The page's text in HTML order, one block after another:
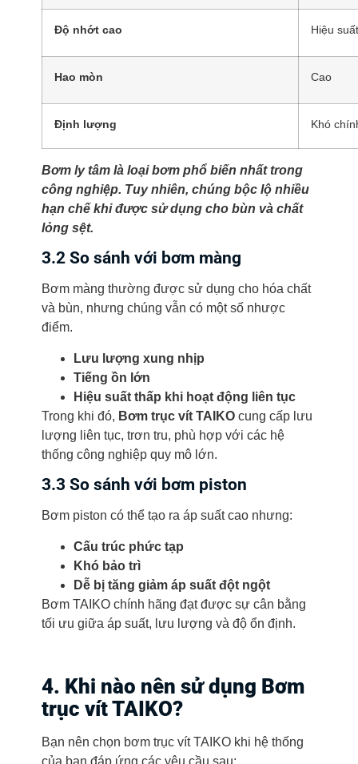
Độ nhớt cao Hiệu
Hao mòn Cao
Định lượng Khó
Bơm ly tâm là loại bơm phổ biến nhất trong
công nghiệp. Tuy nhiên, chúng bộc lộ nhiều
hạn chế khi được sử dụng cho bùn và chất
lỏng sệt.
3.2 So sánh với bơm màng
Bơm màng thường được sử dụng cho hóa chất
và bùn, nhưng chúng vẫn có một số nhược
điểm.
Lưu lượng xung nhịp
Tiếng ồn lớn
Hiệu suất thấp khi hoạt động liên tục
Trong khi đó, Bơm trục vít TAIKO cung cấp lưu
lượng liên tục, trơn tru, phù hợp với các hệ
thống công nghiệp quy mô lớn.
3.3 So sánh với bơm piston
Bơm piston có thể tạo ra áp suất cao nhưng:
Cấu trúc phức tạp
Khó bảo trì
Dễ bị tăng giảm áp suất đột ngột
Bơm TAIKO chính hãng đạt được sự cân bằng
tối ưu giữa áp suất, lưu lượng và độ ổn định.
4. Khi nào nên sử dụng Bơm
trục vít TAIKO?
Bạn nên chọn bơm trục vít TAIKO khi hệ thống